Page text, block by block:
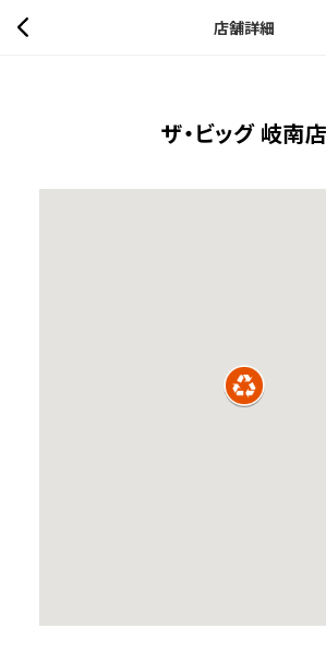
店舗詳細
ザ・ビッグ 岐南店